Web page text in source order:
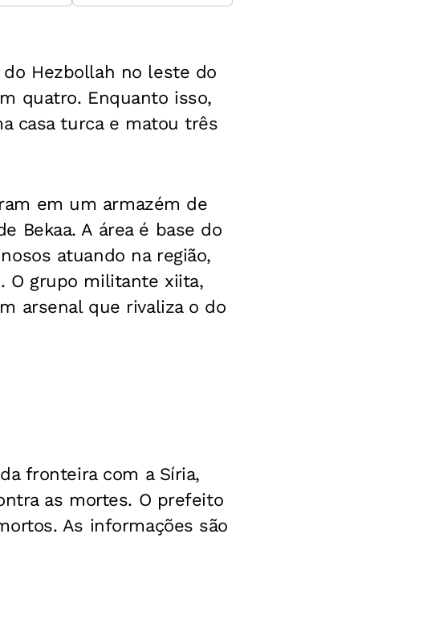
Hezbollah no leste do
quatro. Enquanto isso,
casa turca e matou três
em um armazém de
Bekaa. A área é base do
atuando na região,
O grupo militante xiita,
arsenal que rivaliza o do
fronteira com a Síria,
as mortes. O prefeito
As informações são